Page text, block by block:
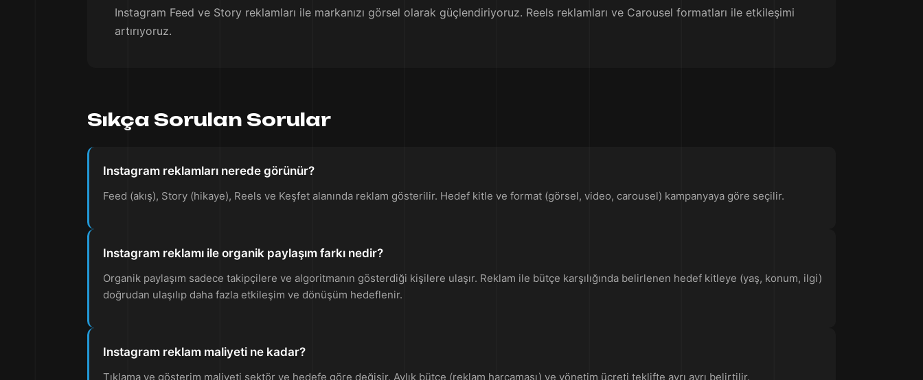
Instagram Feed ve Story reklamları ile markanızı görsel olarak güçlendiriyoruz. Reels reklamları ve Carousel formatları ile etkileşimi
artırıyoruz.
Sıkça Sorulan Sorular
Instagram reklamları nerede görünür?
Feed (akış), Story (hikaye), Reels ve Keşfet alanında reklam gösterilir. Hedef kitle ve format (görsel, video, carousel) kampanyaya göre seçilir.
Instagram reklamı ile organik paylaşım farkı nedir?
Organik paylaşım sadece takipçilere ve algoritmanın gösterdiği kişilere ulaşır. Reklam ile bütçe karşılığında belirlenen hedef kitleye (yaş, konum, ilgi)
doğrudan ulaşılıp daha fazla etkileşim ve dönüşüm hedeflenir.
Instagram reklam maliyeti ne kadar?
Tıklama ve gösterim maliyeti sektör ve hedefe göre değişir. Aylık bütçe (reklam harcaması) ve yönetim ücreti teklifte ayrı ayrı belirtilir.